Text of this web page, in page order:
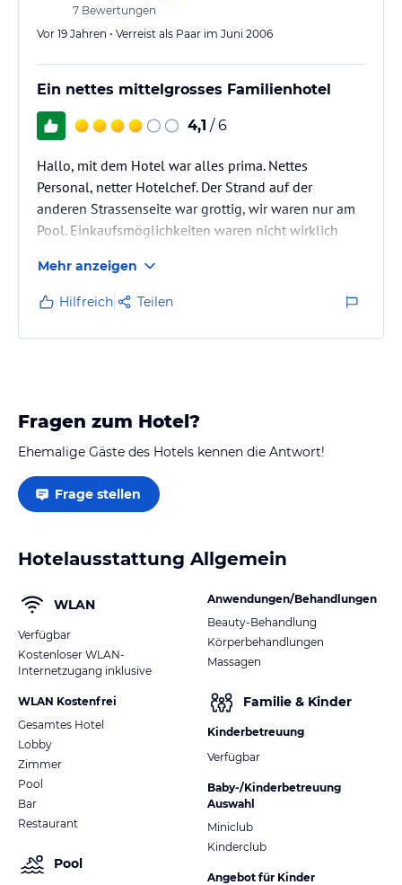
7 Bewertungen
Vor 19 Jahren • Verreist als Paar im Juni 2006
Ein nettes mittelgrosses Familienhotel
4,1 / 6
Hallo, mit dem Hotel war alles prima. Nettes
Personal, netter Hotelchef. Der Strand auf der
anderen Strassenseite war grottig, wir waren nur am
Pool. Einkaufsmöglichkeiten waren nicht wirklich
reinfahren.
Sehenswertes in der Umgebung konnten wir leider
auch nicht entdecken.
Die Fitnessräume waren im Hotel nicht so prickelnd.
Aber…
Mehr anzeigen
Hilfreich Teilen
Fragen zum Hotel?
Ehemalige Gäste des Hotels kennen die Antwort!
Frage stellen
Hotelausstattung Allgemein
WLAN
Verfügbar
Kostenloser WLAN-
Internetzugang inklusive
WLAN Kostenfrei
Gesamtes Hotel
Lobby
Zimmer
Pool
Bar
Restaurant
Pool
Anwendungen/Behandlungen
Beauty-Behandlung
Körperbehandlungen
Massagen
Familie & Kinder
Kinderbetreuung
Verfügbar
Baby-/Kinderbetreuung
Auswahl
Miniclub
Kinderclub
Angebot für Kinder